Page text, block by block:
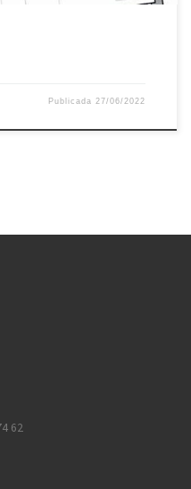
Publicada27/06/2022
62